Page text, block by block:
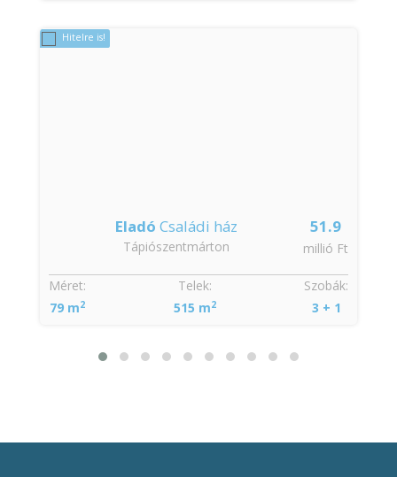
Hitelre is!
51.9
millió Ft
Eladó Családi ház
Tápiószentmárton
Szobák:
3 + 1
Méret:
79 m2
Telek:
515 m2